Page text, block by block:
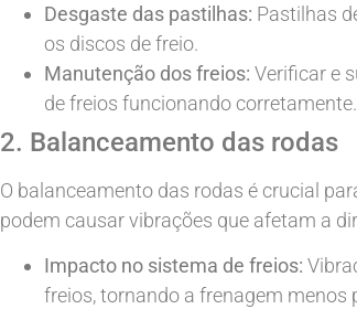
Desgaste das pastilhas: Pastilhas
os discos de freio.
Manutenção dos freios: Verificar e
de freios funcionando corretamente.
2. Balanceamento das rodas
O balanceamento das rodas é crucial
podem causar vibrações que afetam a
Impacto no sistema de freios:
freios, tornando a frenagem menos